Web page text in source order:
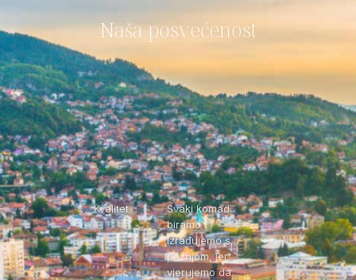
Naša posvećenost
Kvalitet
Svaki komad
biramo i
izrađujemo s
pažnjom, jer
vjerujemo da